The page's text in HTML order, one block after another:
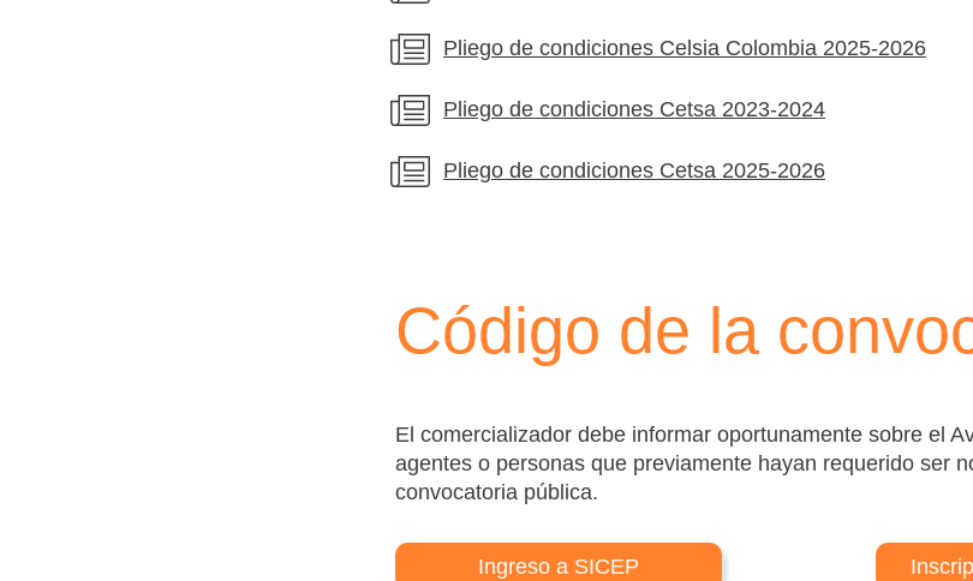
Código de la
El comercializador debe informar oportunamente sobre el
agentes o personas que previamente hayan requerido ser
convocatoria pública.
Ingreso a SICEP
Pliego de condiciones Celsia Colombia 2025-2026
Pliego de condiciones Cetsa 2023-2024
Pliego de condiciones Cetsa 2025-2026